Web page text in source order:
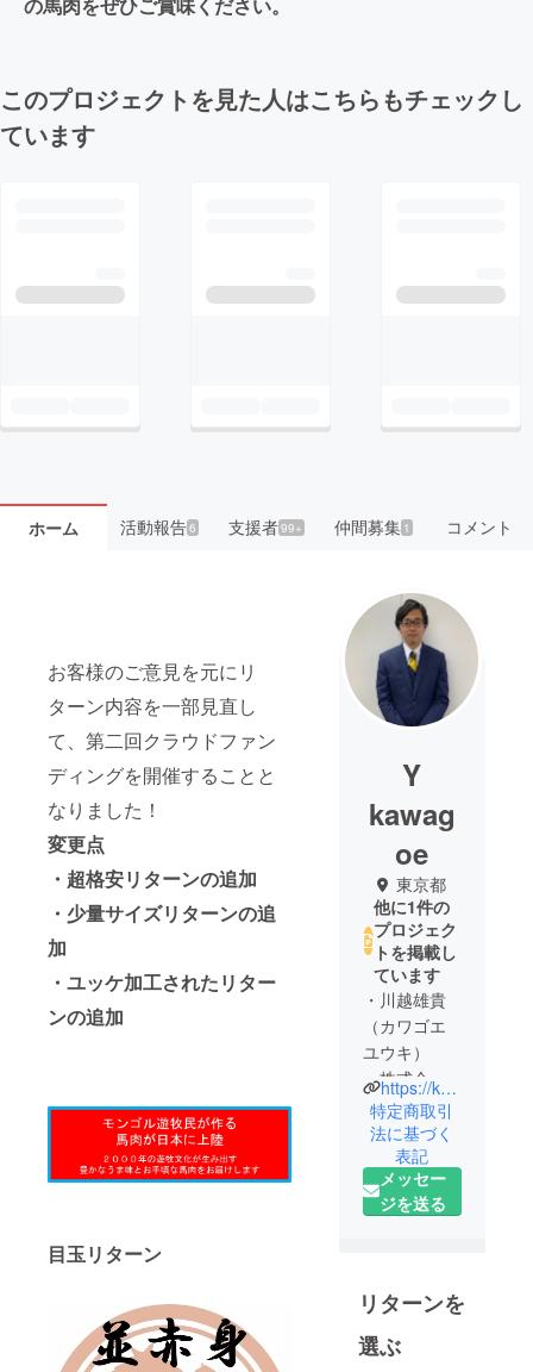
このプロジェクトを見た人はこちらもチェックし
ています
ホーム 活動報告6 支援者99+ 仲間募集 1 コメント
お客様のご意見を元にリ
ターン内容を一部見直し
て、第二回クラウドファン
ディングを開催することと
なりました！
変更点
・超格安リターンの追加
・少量サイズリターンの追
加
・ユッケ加工されたリター
ンの追加
目玉リターン
Y
kawag
oe
東京都
他に1件の
プロジェク
トを掲載し
ています
・川越雄貴
（カワゴエ
ユウキ）
・株式会社
キーシア
代表取締役
社長
はじめまし
の川越雄貴
と申しま
す。
https://keyshia-horse.com/
特定商取引
法に基づく
表記
メッセー
ジを送る
リターンを
選ぶ